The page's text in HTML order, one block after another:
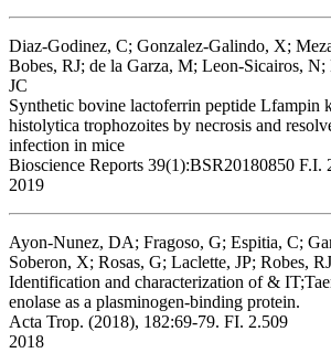
Diaz-Godinez, C; Gonzalez-Galindo, X;
Bobes, RJ; de la Garza, M; Leon-Sicairos, N;
JC
Synthetic bovine lactoferrin peptide Lfampin
histolytica trophozoites by necrosis and
infection in mice
Bioscience Reports 39(1):BSR20180850 F.I.
2019
Ayon-Nunez, DA; Fragoso, G; Espitia, C;
Soberon, X; Rosas, G; Laclette, JP; Robes,
Identification and characterization of &
enolase as a plasminogen-binding protein.
Acta Trop. (2018), 182:69-79. FI. 2.509
2018